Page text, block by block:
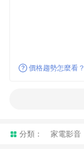
價格趨勢怎麼看？
分類： 家電影音